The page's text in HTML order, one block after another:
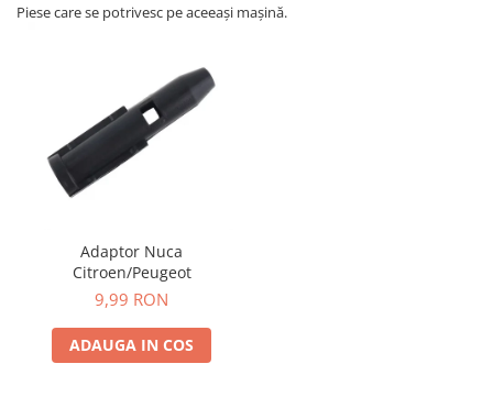
Piese care se potrivesc pe aceeași mașină.
Adaptor Nuca
Citroen/Peugeot
9,99 RON
ADAUGA IN COS